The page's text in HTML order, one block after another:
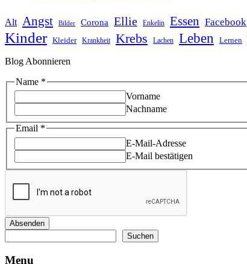
Alt Angst Bilder Corona Ellie Enkelin Essen Facebook
Kinder Kleider Krankheit Krebs Lachen Leben Lernen
Blog Abonnieren
Name
Email
Name *
Vorname
Nachname
Email *
E-Mail-Adresse
E-Mail bestätigen
Absenden
Suchen
Menu